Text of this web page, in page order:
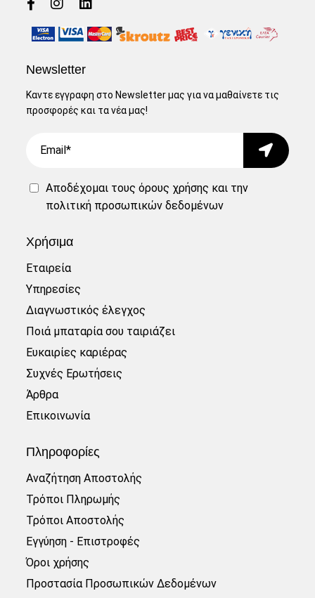
Newsletter
Καντε εγγραφη στο Newsletter μας για να μαθαίνετε τις
προσφορές και τα νέα μας!
Submit
Αποδέχομαι τουςόρους χρήσης και την
πολιτική προσωπικών δεδομένων
Χρήσιμα
Εταιρεία
Υπηρεσίες
Διαγνωστικός έλεγχος
Ποιά μπαταρία σου ταιριάζει
Ευκαιρίες καριέρας
Συχνές Ερωτήσεις
Άρθρα
Επικοινωνία
Πληροφορίες
Αναζήτηση Αποστολής
Τρόποι Πληρωμής
Τρόποι Αποστολής
Εγγύηση - Επιστροφές
Όροι χρήσης
Προστασία Προσωπικών Δεδομένων